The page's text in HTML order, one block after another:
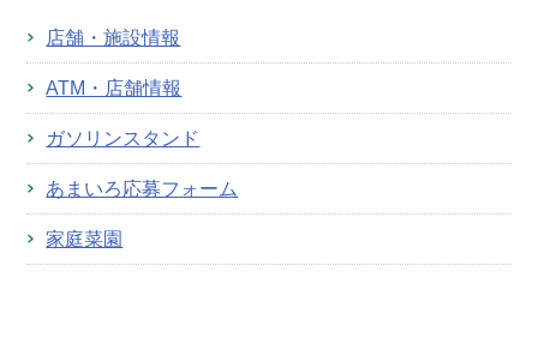
店舗・施設情報
ATM・店舗情報
ガソリンスタンド
あまいろ応募フォーム
家庭菜園